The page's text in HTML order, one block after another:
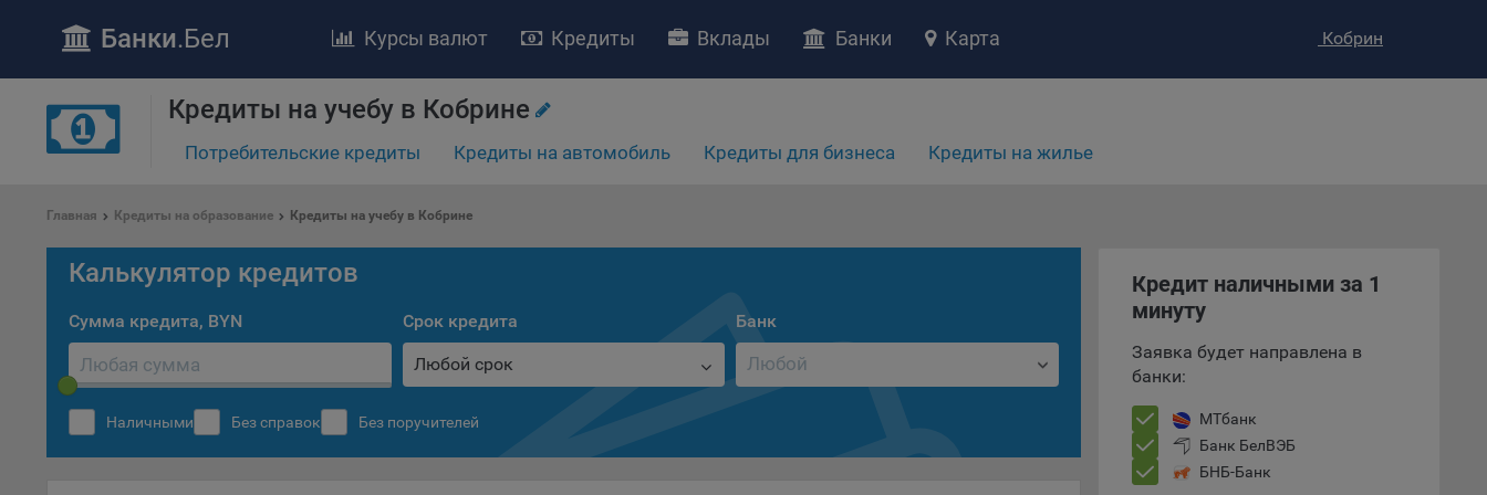
ПОЛОЖЕНИЕ «О политике обработки файлов cookie»
Общество с ограниченной ответственностью «Майфин» (далее –
уделяет особое внимание защите персональных данных при их обработке и
ответственно подходит к соблюдению прав субъектов персональных данных.
«Политика»
персональных данных, предусмотренных статьей 17 Закона Республики
Политика разъясняет субъектам персональных данных, которые
осуществляют использование веб-сайта Общества с доменным именем
«bankibel.by», для каких целей и каким образом Общество обрабатывает
процесс такой обработки.
Банки.Бел Кобрин
Курсы валют Кредиты Вклады Банки Карта
Кредиты на учебу в Кобрине
Потребительские кредиты Кредиты на автомобиль Кредиты для бизнеса Кредиты на жилье
Главная Кредиты на образование Кредиты на учебу в Кобрине
Калькулятор кредитов
Сумма кредита, BYN Срок кредита
Любой срок
Банк
Наличными Без справок Без поручителей
Кредит наличными за 1
минуту
Заявка будет направлена в
банки:
МТбанк
Банк БелВЭБ
БНБ-Банк